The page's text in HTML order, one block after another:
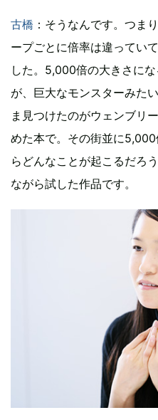
古橋 ：そうなんです。つま
ープごとに倍率は違ってい
した。5,000倍の大きさに
が、巨大なモンスターみた
ま見つけたのがウェンブリ
めた本で。その街並に
らどんなことが起こるだろ
ながら試した作品です。